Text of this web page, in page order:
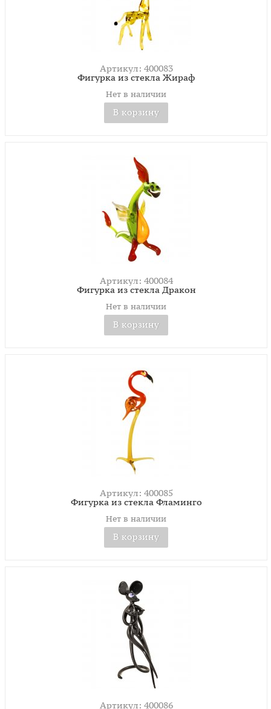
Артикул: 400083
Фигурка из стекла Жираф
Нет в наличии
В корзину
Артикул: 400084
Фигурка из стекла Дракон
Нет в наличии
В корзину
Артикул: 400085
Фигурка из стекла Фламинго
Нет в наличии
В корзину
Артикул: 400086